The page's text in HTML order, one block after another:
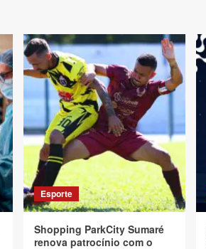
Esporte
Shopping ParkCity Sumaré
renova patrocínio com o